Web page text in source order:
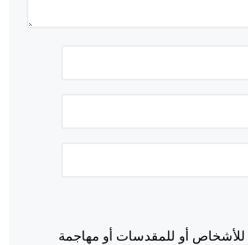
للأشخاص أو للمقدسات أو مهاجمة